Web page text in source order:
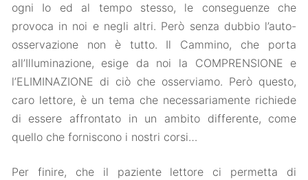
ogni Io ed al tempo stesso, le conseguenze che
provoca in noi e negli altri. Però senza dubbio l’auto-
osservazione non è tutto. Il Cammino, che porta
all’Illuminazione, esige da noi la COMPRENSIONE e
l’ELIMINAZIONE di ciò che osserviamo. Però questo,
caro lettore, è un tema che necessariamente richiede
di essere affrontato in un ambito differente, come
quello che forniscono i nostri corsi…
Per finire, che il paziente lettore ci permetta di